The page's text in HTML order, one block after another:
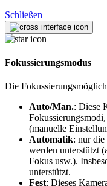
Schließen
Fokussierungsmodus
Die
Auto/Man.: Diese
(manuelle
Automatik: nur die
werden unterstützt
Fokus usw.).
unterstützt.
Fest: Dieses